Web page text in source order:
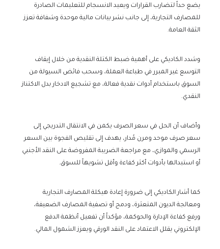
يضع حداً لتضارب القرارات ويعيد الانسجام للتعليمات الصادرة
للمصارف التجارية، إلى جانب نشر بيانات مالية موحدة وشفافة تعزز
الثقة العامة.
وشدد الكاديكي على أهمية ضبط الكتلة النقدية من خلال إيقاف
التوسع غير المبرر في طباعة العملة، وسحب فائض السيولة من
السوق باستخدام أدوات نقدية فعالة، مع تشجيع الادخار بدل الاكتناز
النقدي.
وأضاف أن الحل في سعر الصرف يكمن في الانتقال التدريجي إلى
سعر صرف موحد ومرن مُدار، يهدف إلى تقليص الفجوة بين السعر
الرسمي والموازي، مع مراجعة الضريبة المفروضة على النقد الأجنبي
أو استبدالها بأدوات أكثر كفاءة وأقل تشويهاً للسوق.
كما أشار الكاديكي إلى ضرورة إعادة هيكلة المصارف التجارية
ومعالجة الديون المتعثرة، ودمج أو تصفية المصارف الضعيفة،
ورفع كفاءة الإدارة والحوكمة، مؤكداً أن تفعيل أنظمة الدفع
الإلكتروني يقلل الاعتماد على النقد الورقي ويعزز الشمول المالي.